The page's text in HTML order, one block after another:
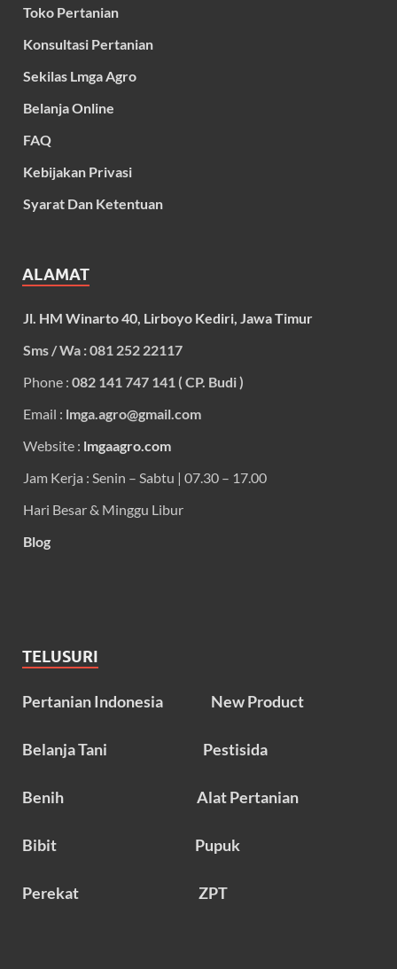
Toko Pertanian
Konsultasi Pertanian
Sekilas Lmga Agro
Belanja Online
FAQ
Kebijakan Privasi
Syarat Dan Ketentuan
ALAMAT
Jl. HM Winarto 40, Lirboyo Kediri, Jawa Timur
Sms / Wa : 081 252 22117
Phone : 082 141 747 141 ( CP. Budi )
Email : lmga.agro@gmail.com
Website : lmgaagro.com
Jam Kerja : Senin – Sabtu | 07.30 – 17.00
Hari Besar & Minggu Libur
Blog
TELUSURI
Pertanian Indonesia New Product
Belanja Tani Pestisida
Benih Alat Pertanian
Bibit Pupuk
Perekat ZPT